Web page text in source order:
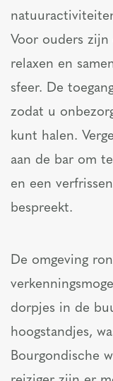
Voor ouders
relaxen en
sfeer. De
zodat u
kunt halen.
aan de bar om
en een
bespreekt.
De omgeving
dorpjes in de
hoogstandjes,
Bourgondische